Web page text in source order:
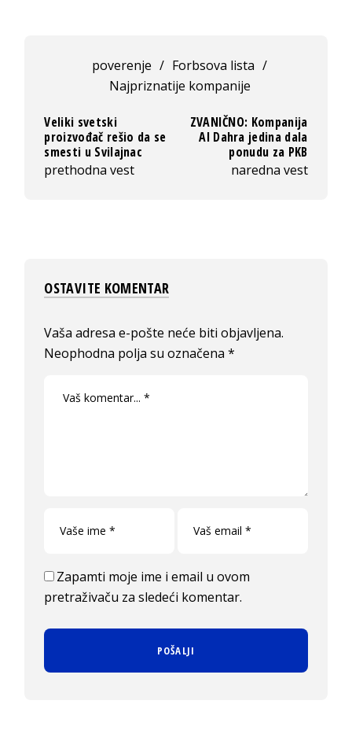
poverenje / Forbsova lista /
Najpriznatije kompanije
Veliki svetski
proizvođač rešio da se
smesti u Svilajnac
prethodna vest
ZVANIČNO: Kompanija
Al Dahra jedina dala
ponudu za PKB
naredna vest
OSTAVITE KOMENTAR
Vaša adresa e-pošte neće biti objavljena.
Neophodna polja su označena*
Zapamti moje ime i email u ovom
pretraživaču za sledeći komentar.